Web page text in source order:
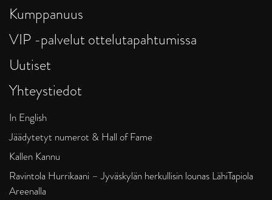
Kumppanuus
VIP -palvelut ottelutapahtumissa
Uutiset
Yhteystiedot
In English
Jäädytetyt numerot & Hall of Fame
Kallen Kannu
Ravintola Hurrikaani – Jyväskylän herkullisin lounas LähiTapiola
Areenalla